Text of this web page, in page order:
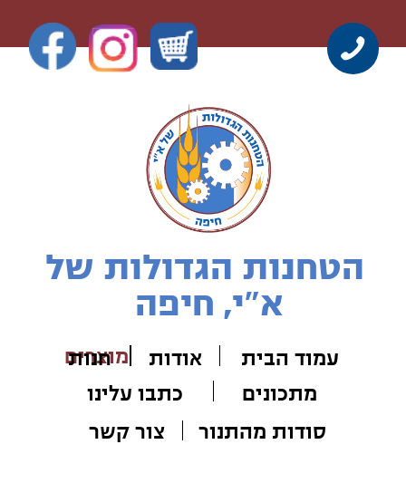
הטחנות הגדולות של
א"י, חיפה
מוצרים
אודות
מתכונים
כתבו עלינו
סודות מהתנור
ות